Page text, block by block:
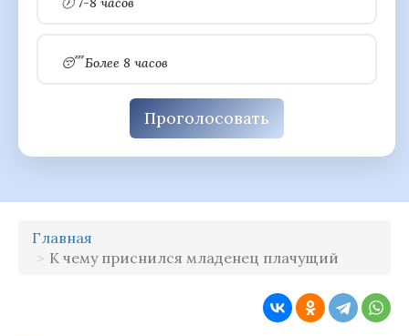
😴 Более 8 часов
Проголосовать
Главная
К чему приснился младенец плачущий